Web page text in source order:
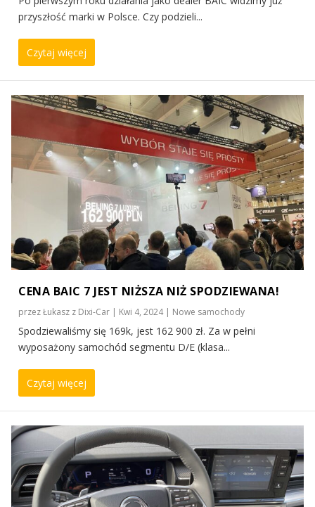
przyszłość marki w Polsce. Czy podzieli...
Czytaj więcej
CENA BAIC 7 JEST NIŻSZA NIŻ SPODZIEWANA!
przezŁukasz z Dixi-Car | Kwi 4, 2024| Nowe samochody
Spodziewaliśmy się 169k, jest 162 900 zł. Za w pełni
wyposażony samochód segmentu D/E (klasa...
Czytaj więcej